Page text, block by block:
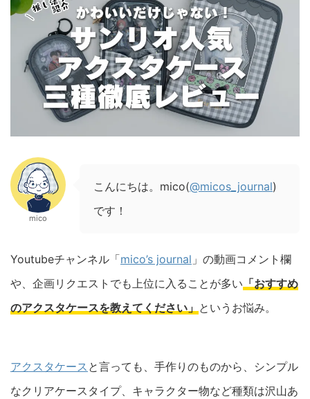
mico
こんにちは。mico(@micos_journal)
です！
Youtubeチャンネル「mico’s journal 」の動画コメント欄
や、企画リクエストでも上位に入ることが多い「おすすめ
のアクスタケースを教えてください」というお悩み。
アクスタケース と言っても、手作りのものから、シンプル
なクリアケースタイプ、キャラクター物など種類は沢山あ